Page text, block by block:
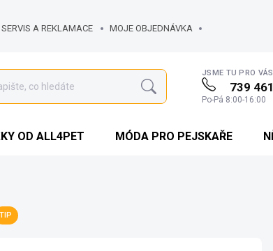
A REKLAMACE MOJE OBJEDNÁVKA
Hledat
JSME TU PRO
739
Po-Pá 8:00-16:00
OD ALL4PET MÓDA PRO PEJSKAŘE
TIP